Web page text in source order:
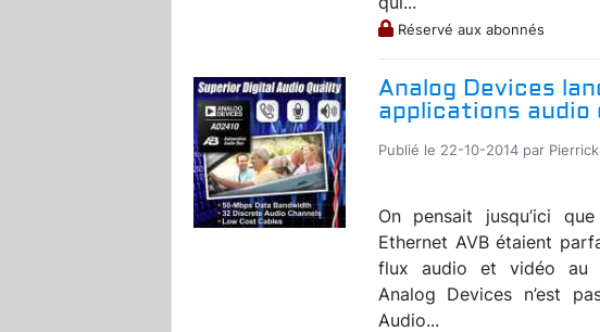
Réservé aux abonnés
Analog Devices
applications audio
Publié le 22-10-2014 par
On pensait jusqu’ici
Ethernet AVB étaient
flux audio et vidéo au
Analog Devices n’est
Audio...